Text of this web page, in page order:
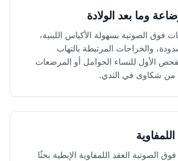
وما بعد الولادة
الصوتية بسهولة الأكياس اللبنية،
والخراجات المرتبطة بالتهاب
الأول للنساء الحوامل أو المرضعات
من شكاوى في الثدي.
الصوتية العقد اللمفاوية الإبطية بحثًا